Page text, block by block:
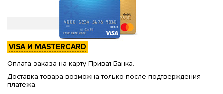
VISA И MASTERCARD
Оплата заказа на карту Приват Банка.
Доставка товара возможна только после подтверждения
платежа.